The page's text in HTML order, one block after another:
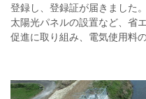
登録し、登録証が届きました
太陽光パネルの設置など、
促進に取り組み、電気使用料